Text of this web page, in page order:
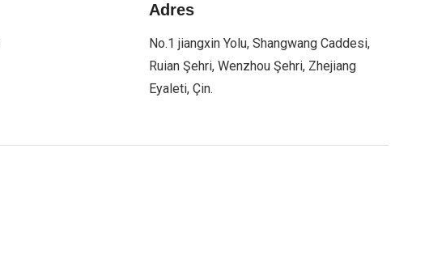
Adres
No.1 jiangxin Yolu, Shangwang Caddesi,
Ruian Şehri, Wenzhou Şehri, Zhejiang
Eyaleti, Çin.